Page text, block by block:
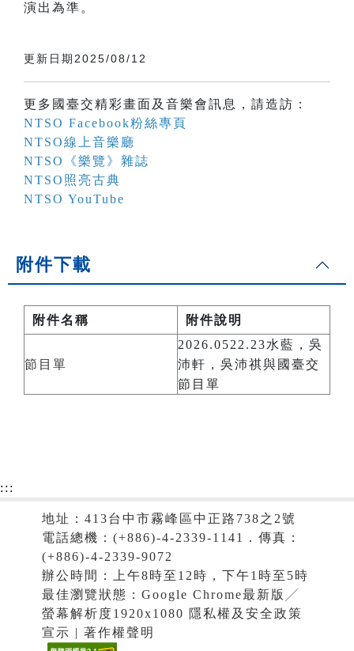
演出為準。
更新日期2025/08/12
更多國臺交精彩畫面及音樂會訊息，請造訪：
NTSO Facebook粉絲專頁
NTSO線上音樂廳
NTSO《樂覽》雜誌
NTSO照亮古典
NTSO YouTube
附件下載
附件名稱 附件說明
節目單
2026.0522.23水藍，吳
沛軒，吳沛祺與國臺交
節目單
:::
地址：413台中市霧峰區中正路738之2號
電話總機：(+886)-4-2339-1141．傳真：
(+886)-4-2339-9072
辦公時間：上午8時至12時，下午1時至5時
最佳瀏覽狀態：Google Chrome最新版╱
螢幕解析度1920x1080 隱私權及安全政策
宣示 | 著作權聲明